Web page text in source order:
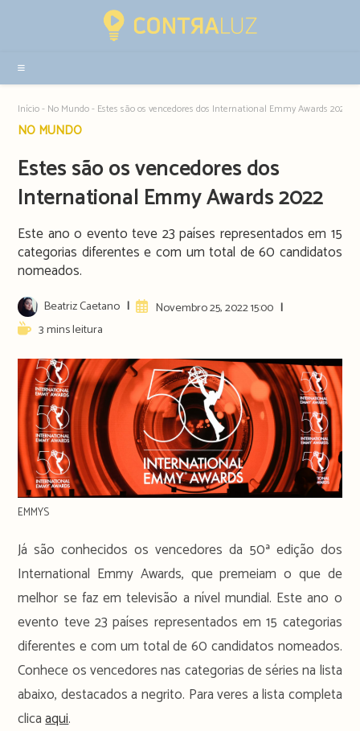
sidebar
Início- No Mundo- Estes são os vencedores dos International Emmy Awards 2022
Post
NO MUNDO
Estes são os vencedores dos
International Emmy Awards 2022
Este ano o evento teve 23 países representados em 15
categorias diferentes e com um total de 60 candidatos
nomeados.
Post
author:
Beatriz Caetano
ArtigoNovembro 25, 2022 15:00
Reading3 mins leitura
EMMYS
Já são conhecidos os vencedores da 50ª edição dos
International Emmy Awards, que premeiam o que de
melhor se faz em televisão a nível mundial. Este ano o
evento teve 23 países representados em 15 categorias
diferentes e com um total de 60 candidatos nomeados.
Conhece os vencedores nas categorias de séries na lista
abaixo, destacados a negrito. Para veres a lista completa
clicaaqui.